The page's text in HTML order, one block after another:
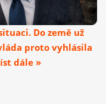
Do země už
proto vyhlásila
dále »